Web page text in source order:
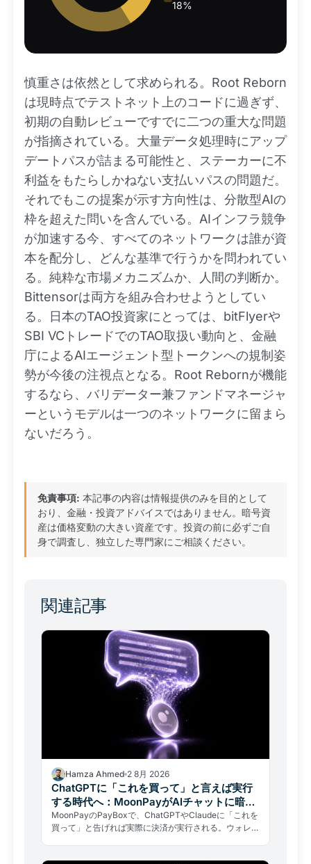
18%
慎重さは依然として求められる。Root Reborn
は現時点でテストネット上のコードに過ぎず、
初期の自動レビューですでに二つの重大な問題
が指摘されている。大量データ処理時にアップ
デートパスが詰まる可能性と、ステーカーに不
利益をもたらしかねない支払いパスの問題だ。
それでもこの提案が示す方向性は、分散型AIの
枠を超えた問いを含んでいる。AIインフラ競争
が加速する今、すべてのネットワークは誰が資
本を配分し、どんな基準で行うかを問われてい
る。純粋な市場メカニズムか、人間の判断か。
Bittensorは両方を組み合わせようとしてい
る。日本のTAO投資家にとっては、bitFlyerや
SBI VCトレードでのTAO取扱い動向と、金融
庁によるAIエージェント型トークンへの規制姿
勢が今後の注視点となる。Root Rebornが機能
するなら、バリデーター兼ファンドマネージャ
ーというモデルは一つのネットワークに留まら
ないだろう。
免責事項: 本記事の内容は情報提供のみを目的として
おり、金融・投資アドバイスではありません。暗号資
産は価格変動の大きい資産です。投資の前に必ずご自
身で調査し、独立した専門家にご相談ください。
関連記事
Hamza Ahmed 2 8月 2026
ChatGPTに「これを買って」と言えば実行
する時代へ：MoonPayがAIチャットに暗号
資産決済を統合
MoonPayのPayBoxで、ChatGPTやClaudeに「これを
買って」と告げれば実際に決済が実行される。ウォレッ